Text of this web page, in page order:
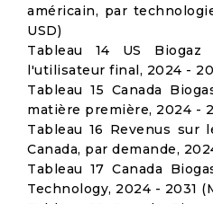
américain, par
USD)
Tableau 14 US Biogaz
l'utilisateur final, 2024 -
Tableau 15 Canada
matière première, 2024 -
Tableau 16 Revenus sur
Canada, par demande,
Tableau 17 Canada
Technology, 2024 - 2031